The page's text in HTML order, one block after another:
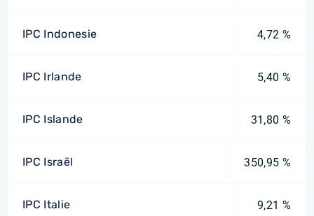
IPC Indonesie 4,72 %
IPC Irlande 5,40 %
IPC Islande 31,80 %
IPC Israël 350,95 %
IPC Italie 9,21 %